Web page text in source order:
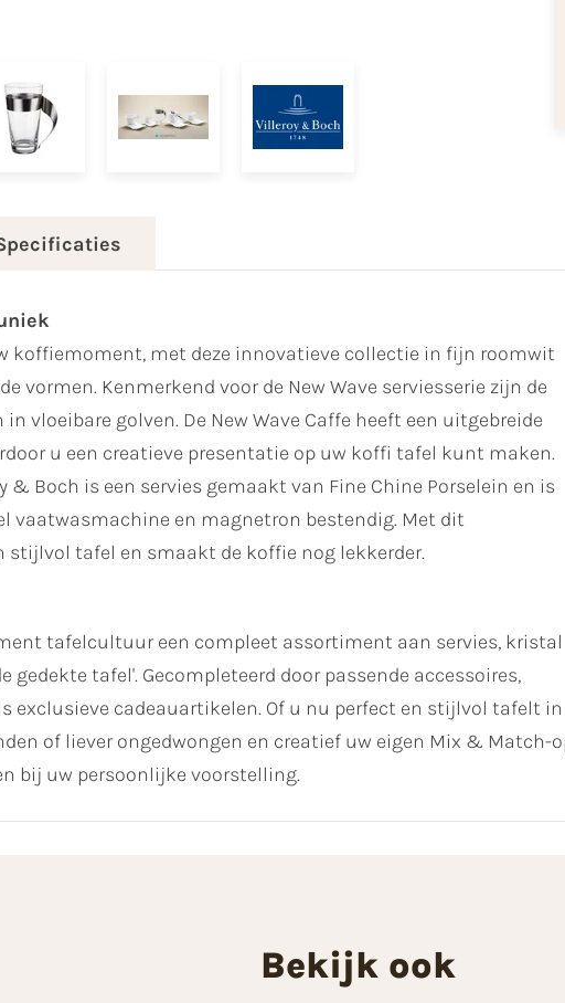
koffiemoment, met deze innovatieve collectie in fijn roomwit
vormen. Kenmerkend voor de New Wave serviesserie zijn de
vloeibare golven. De New Wave Caffe heeft een uitgebreide
u een creatieve presentatie op uw koffi tafel kunt maken.
& Boch is een servies gemaakt van Fine Chine Porselein en is
vaatwasmachine en magnetron bestendig. Met dit
stijlvol tafel en smaakt de koffie nog lekkerder.
tafelcultuur een compleet assortiment aan servies, kristal
gedekte tafel'. Gecompleteerd door passende accessoires,
exclusieve cadeauartikelen. Of u nu perfect en stijlvol tafelt in
of liever ongedwongen en creatief uw eigen Mix &
bij uw persoonlijke voorstelling.
Bekijk ook